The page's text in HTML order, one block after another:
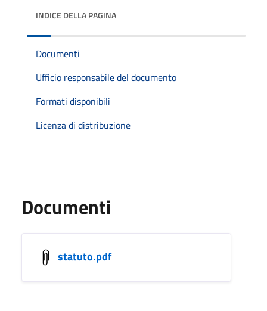
INDICE DELLA PAGINA
Documenti
Ufficio responsabile del documento
Formati disponibili
Licenza di distribuzione
Documenti
statuto.pdf